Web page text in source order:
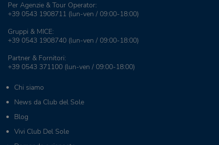
Per Agenzie & Tour Operator:
+39 0543 1908711 (lun-ven / 09:00-18:00)
Gruppi & MICE:
+39 0543 1908740 (lun-ven / 09:00-18:00)
Partner & Fornitori:
+39 0543 371100 (lun-ven / 09:00-18:00)
Chi siamo
News da Club del Sole
Blog
Vivi Club Del Sole